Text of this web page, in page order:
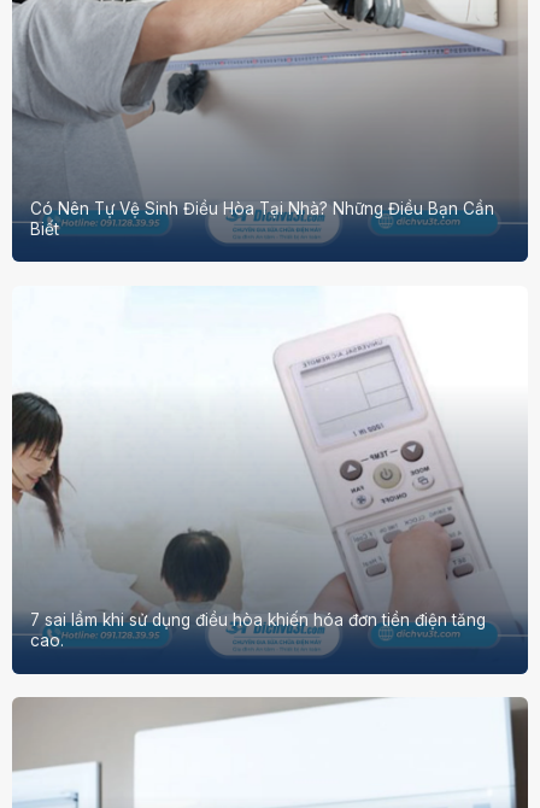
Có Nên Tự Vệ Sinh Điều Hòa Tại Nhà? Những Điều Bạn Cần
Biết
7 sai lầm khi sử dụng điều hòa khiến hóa đơn tiền điện tăng
cao.